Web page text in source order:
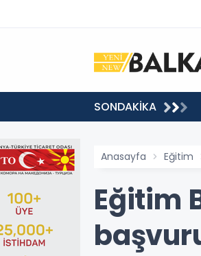
SONDAKİKA
Anasayfa Eğitim
Eğitim